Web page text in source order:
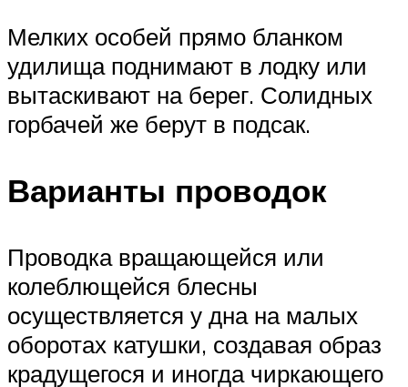
Мелких особей прямо бланком
удилища поднимают в лодку или
вытаскивают на берег. Солидных
горбачей же берут в подсак.
Варианты проводок
Проводка вращающейся или
колеблющейся блесны
осуществляется у дна на малых
оборотах катушки, создавая образ
крадущегося и иногда чиркающего